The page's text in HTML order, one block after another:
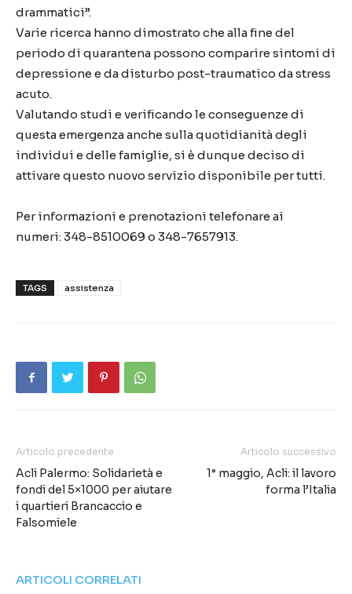
drammatici”.
Varie ricerca hanno dimostrato che alla fine del
periodo di quarantena possono comparire sintomi di
depressione e da disturbo post-traumatico da stress
acuto.
Valutando studi e verificando le conseguenze di
questa emergenza anche sulla quotidianità degli
individui e delle famiglie, si è dunque deciso di
attivare questo nuovo servizio disponibile per tutti.
Per informazioni e prenotazioni telefonare ai
numeri: 348-8510069 o 348-7657913.
TAGS assistenza
Articolo precedente
Acli Palermo: Solidarietà e
fondi del 5×1000 per aiutare
i quartieri Brancaccio e
Falsomiele
Articolo successivo
1° maggio, Acli: il lavoro
forma l’Italia
ARTICOLI CORRELATI